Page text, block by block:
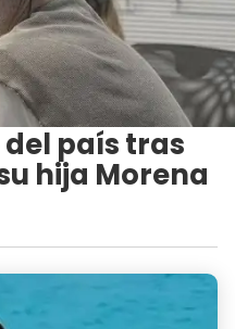
del país tras
hija Morena